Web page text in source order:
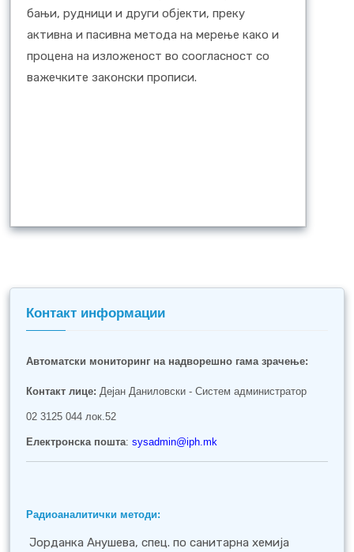
бањи, рудници и други објекти, преку
активна и пасивна метода на мерење како и
процена на изложеност во соогласност со
важечките законски прописи.
Контакт информации
Автоматски мониторинг на надворешно гама зрачење:
Контакт лице: Дејан Даниловски - Систем администратор
02 3125 044 лок.52
Електронска пошта: sysadmin@iph.mk
Радиоаналитички методи:
Јорданка Анушева, спец. по санитарна хемија